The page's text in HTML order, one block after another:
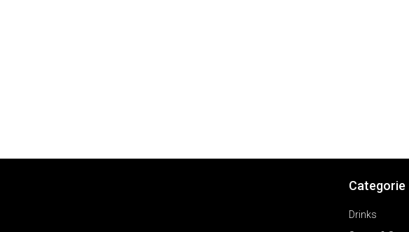
Categorie
Drinks